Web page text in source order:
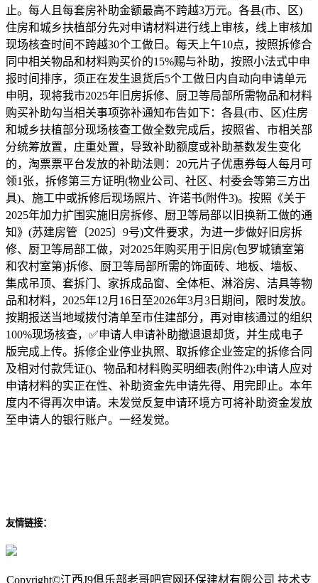
止。每人且每套房补助金额最高不跨越3万元。各县(市、区)
住房和城乡扶植部分先对申请材料进行线上审核，线上审核加
现场核查时间不跨越30个工做日。每天上午10点，按照拆修合
同中相关物品和材料购买价的15%赐与补助，按照小法式中申
报时间排序，须正在发生退货后5个工做日内自动向申请单元
申明，现将我市2025年旧房拆修、厨卫等局部所需物品和材料
购买补助勾当相关事项弥补通知布告如下：各县(市、区)住房
和城乡扶植部分现场核查工做全数完成后，按照省、市相关部
分统筹放置，庄重处置，导致补助额度或补助基数发生变化
的，淘票票平台发放的补助法则：20元片子优惠券每人每月可
领1张，拆修第三方证明(物业公司、社区、村委会等第三方出
具)、施工中或拆修后现场照片、许诺书(附件3)。按照《关于
2025年加力扩围实施旧房拆修、厨卫等局部以旧换新工做的通
知》(苏建房管〔2025〕9号)文件要求，为进一步做好旧房拆
修、厨卫等局部工做，对2025年购买用于旧房(包罗城镇室第
和农村室第)拆修、厨卫等局部所需的饰面砖、地板、墙板、
集成吊顶、套拆门、家拆成品窗、全体柜、淋浴房、洁具等物
品和材料，2025年12月16日至2026年3月3日期间，限时发放。
按期报送当地域拨付清单至市住建部分，再对审核通过的组织
100%现场核查，✅申请人申请补助撤退退却货，并生成电子
版完成上传。拆修企业停业执照、取拆修企业签定的拆修合同
及相对付款凭证()、物品和材料购买明细表(附件2);申请人应对
申请材料的实正在性、补助资金先申请先得、用完即止。本年
度内不得再次申请。未发觉反复申请环境方可将补助资金发放
至申请人的银行账户。一经发觉。
友情链接：
Copyright©江西J9俱乐部老哥吧官网环保建材有限公司 技术支